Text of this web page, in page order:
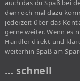
auch das du Spaß bei
dennoch mal dazu
jederzeit über das
gerne weiter. Wenn es
Händler direkt und
weiterhin Spaß am
… schnell